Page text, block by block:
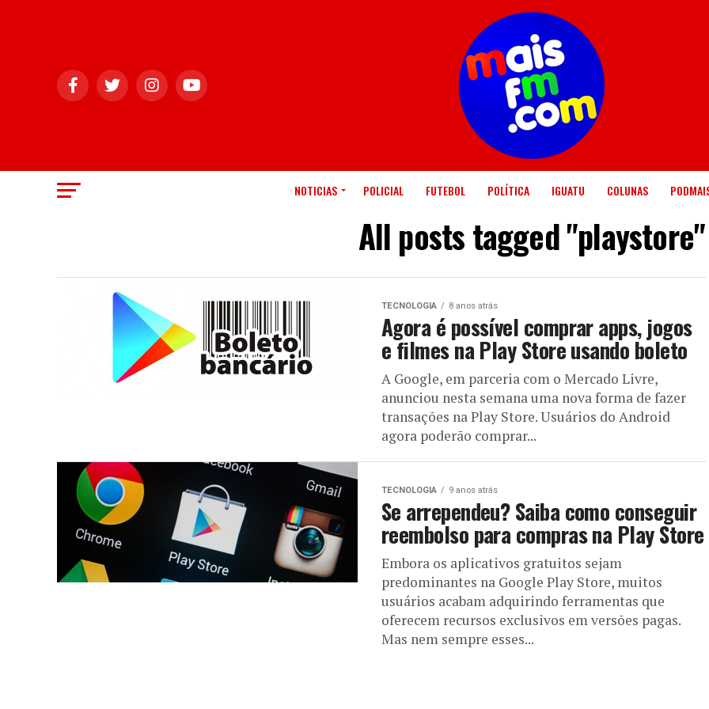
NOTICIAS POLICIAL FUTEBOL POLÍTICA IGUATU COLUNAS
All posts tagged "playstore"
TECNOLOGIA 8 anos atrás
Agora é possível comprar apps, jogos
e filmes na Play Store usando boleto
A Google, em parceria com o Mercado Livre,
anunciou nesta semana uma nova forma de fazer
transações na Play Store. Usuários do Android
agora poderão comprar...
TECNOLOGIA 9 anos atrás
Se arrependeu? Saiba como conseguir
reembolso para compras na Play Store
Embora os aplicativos gratuitos sejam
predominantes na Google Play Store, muitos
usuários acabam adquirindo ferramentas que
oferecem recursos exclusivos em versões pagas.
Mas nem sempre esses...